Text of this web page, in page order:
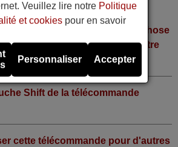
dois-je faire quelque chose
t-elle directement sans y mettre
Shift de la télécommande
cette télécommande pour d'autres
Veuillez lire notre Politique
et cookies pour en savoir
Personnaliser Accepter